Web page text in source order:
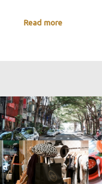
Read more